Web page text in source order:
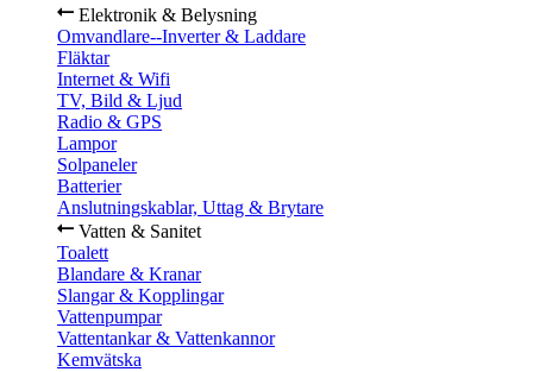
Elektronik & Belysning
Omvandlare--Inverter & Laddare
Fläktar
Internet & Wifi
TV, Bild & Ljud
Radio & GPS
Lampor
Solpaneler
Batterier
Anslutningskablar, Uttag & Brytare
Vatten & Sanitet
Toalett
Blandare & Kranar
Slangar & Kopplingar
Vattenpumpar
Vattentankar & Vattenkannor
Kemvätska